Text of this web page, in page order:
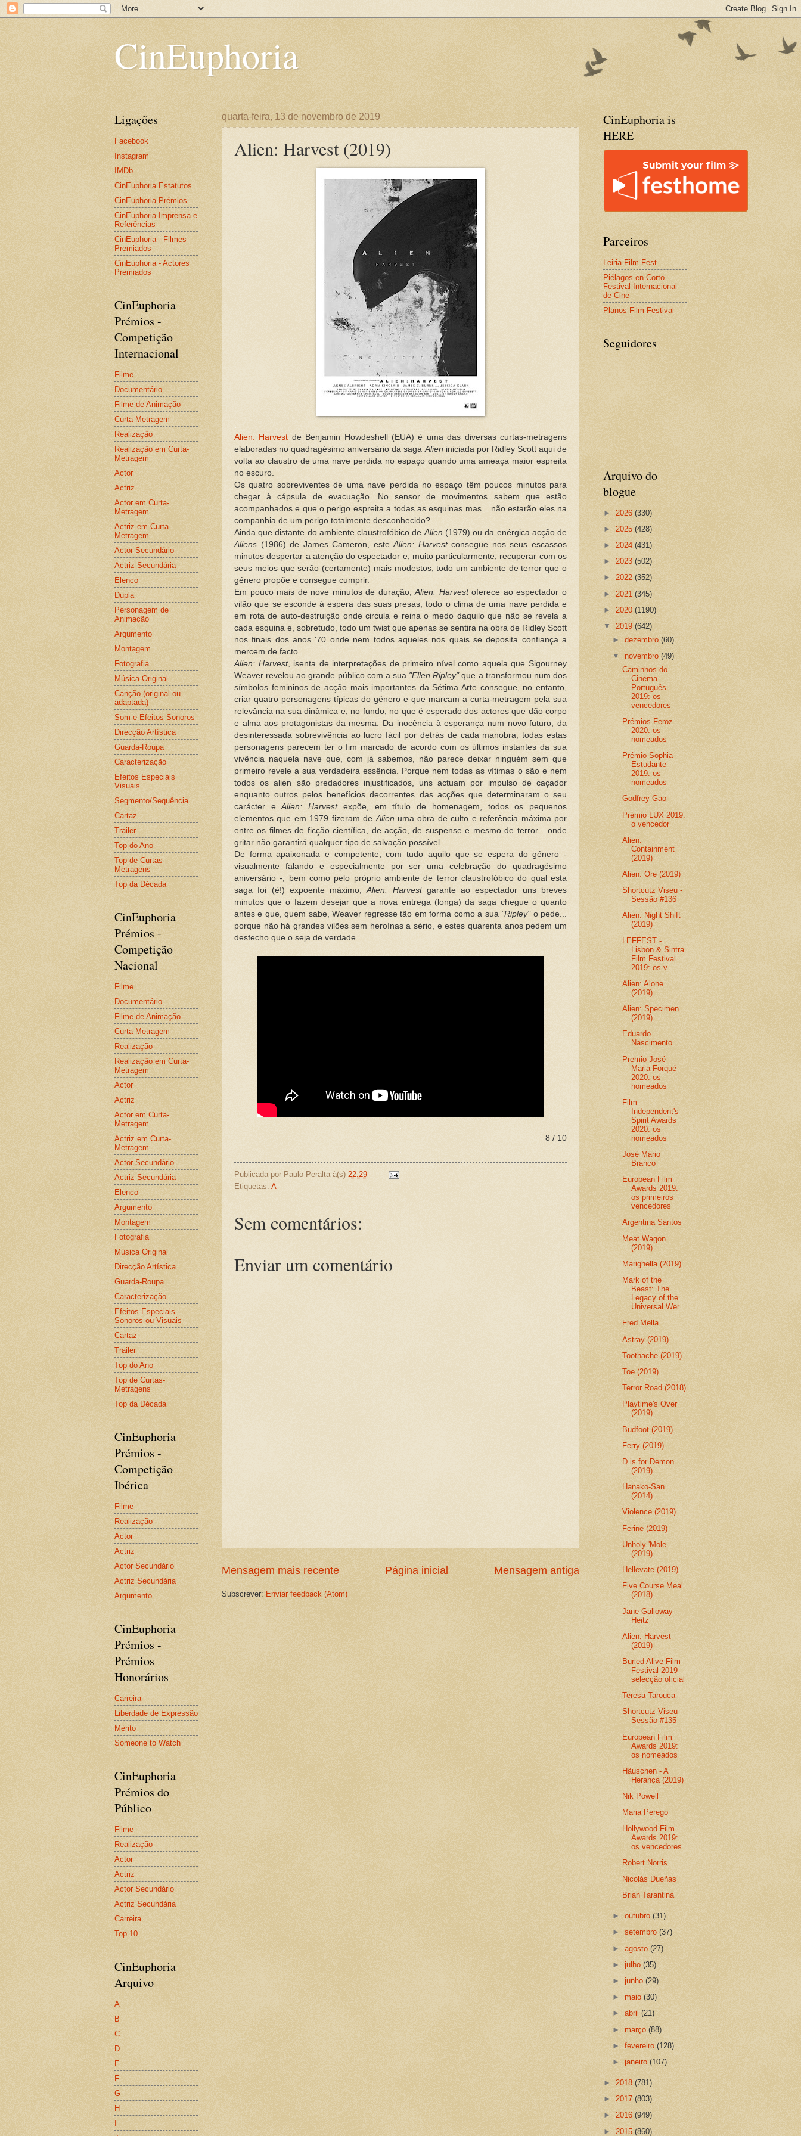
CinEuphoria
quarta-feira, 13 de novembro de 2019
Alien: Harvest (2019)
Alien: Harvest de Benjamin Howdeshell (EUA) é uma das diversas curtas-metragens
elaboradas no quadragésimo aniversário da saga Alieniniciada por Ridley Scott aqui de
volta ao claustro de uma nave perdida no espaço quando uma ameaça maior espreita
no escuro.
Os quatro sobreviventes de uma nave perdida no espaço têm poucos minutos para
chegar à cápsula de evacuação. No sensor de movimentos sabem que estão
acompanhados e que o perigo espreita a todas as esquinas mas... não estarão eles na
companhia de um perigo totalmente desconhecido?
Ainda que distante do ambiente claustrofóbico de Alien(1979) ou da enérgica acção de
Aliens (1986) de James Cameron, esteAlien: Harvestconsegue nos seus escassos
minutos despertar a atenção do espectador e, muito particularmente, recuperar com os
seus meios que serão (certamente) mais modestos, todo um ambiente de terror que o
género propõe e consegue cumprir.
Em pouco mais de nove minutos de duração,Alien: Harvestoferece ao espectador o
vilão que se esconde à espera das suas presas, todo o clima de uma nave perdida e
em rota de auto-destruição onde circula e reina o medo daquilo que não se revela a
cada esquina e, sobretudo, todo um twist que apenas se sentira na obra de Ridley Scott
nos finais dos anos '70 onde nem todos aqueles nos quais se deposita confiança a
mercem de facto.
Alien: Harvest, isenta de interpretações de primeiro nível como aquela que Sigourney
Weaver revelou ao grande público com a sua "Ellen Ripley"que a transformou num dos
símbolos femininos de acção mais importantes da Sétima Arte consegue, no entanto,
criar quatro personagens típicas do género e que marcam a curta-metragem pela sua
relevância na sua dinâmica e, no fundo, no que é esperado dos actores que dão corpo
e alma aos protagonistas da mesma. Da inocência à esperança num novo futuro, da
desinteressada sobrevivência ao lucro fácil por detrás de cada manobra, todas estas
personagens parecem ter o fim marcado de acordo com os últimos instantes da sua
vivência naquela nave que, com já sabemos, não parece deixar ninguém sem que
primeiro revele a sua verdadeira essência. Porque nem todas as vítimas o são e nem
todos os alien são predadores injustificados, uns actuam por impulso de caçador
enquanto outros pelos benefícios decorrentes das acções que determinaram o seu
carácter eAlien: Harvestexpõe, em título de homenagem, todos os pequenos
elementos que em 1979 fizeram de Alien uma obra de culto e referência máxima por
entre os filmes de ficção científica, de acção, de suspense e mesmo de terror... onde
gritar não garantirá qualquer tipo de salvação possível.
De forma apaixonada e competente, com tudo aquilo que se espera do género -
visualmente falando e especialmente por ser uma celebração do quadragésimo
aniversário -, bem como pelo próprio ambiente de terror claustrofóbico do qual esta
saga foi (é!) expoente máximo,Alien: Harvestgarante ao espectador uns breves
minutos que o fazem desejar que a nova entrega (longa) da saga chegue o quanto
antes e que, quem sabe, Weaver regresse tão em forma como a sua "Ripley"o pede...
porque não há grandes vilões sem heroínas a sério, e estes quarenta anos pedem um
desfecho que o seja de verdade.
8 / 10
Publicada por Paulo Peralta à(s) 22:29
Etiquetas: A
Sem comentários:
Enviar um comentário
Mensagem mais recente Mensagem antiga
Página inicial
Subscrever: Enviar feedback (Atom)
Ligações
Facebook
Instagram
IMDb
CinEuphoria Estatutos
CinEuphoria Prémios
CinEuphoria Imprensa e
Referências
CinEuphoria - Filmes
Premiados
CinEuphoria - Actores
Premiados
CinEuphoria
Prémios -
Competição
Internacional
Filme
Documentário
Filme de Animação
Curta-Metragem
Realização
Realização em Curta-
Metragem
Actor
Actriz
Actor em Curta-
Metragem
Actriz em Curta-
Metragem
Actor Secundário
Actriz Secundária
Elenco
Dupla
Personagem de
Animação
Argumento
Montagem
Fotografia
Música Original
Canção (original ou
adaptada)
Som e Efeitos Sonoros
Direcção Artística
Guarda-Roupa
Caracterização
Efeitos Especiais
Visuais
Segmento/Sequência
Cartaz
Trailer
Top do Ano
Top de Curtas-
Metragens
Top da Década
CinEuphoria
Prémios -
Competição
Nacional
Filme
Documentário
Filme de Animação
Curta-Metragem
Realização
Realização em Curta-
Metragem
Actor
Actriz
Actor em Curta-
Metragem
Actriz em Curta-
Metragem
Actor Secundário
Actriz Secundária
Elenco
Argumento
Montagem
Fotografia
Música Original
Direcção Artística
Guarda-Roupa
Caracterização
Efeitos Especiais
Sonoros ou Visuais
Cartaz
Trailer
Top do Ano
Top de Curtas-
Metragens
Top da Década
CinEuphoria
Prémios -
Competição
Ibérica
Filme
Realização
Actor
Actriz
Actor Secundário
Actriz Secundária
Argumento
CinEuphoria
Prémios -
Prémios
Honorários
Carreira
Liberdade de Expressão
Mérito
Someone to Watch
CinEuphoria
Prémios do
Público
Filme
Realização
Actor
Actriz
Actor Secundário
Actriz Secundária
Carreira
Top 10
CinEuphoria
Arquivo
A
B
C
D
E
F
G
H
I
CinEuphoria is
HERE
Parceiros
Leiria Film Fest
Piélagos en Corto -
Festival Internacional
de Cine
Planos Film Festival
Seguidores
Arquivo do
blogue
► 2026 (330)
► 2025 (428)
► 2024 (431)
► 2023 (502)
► 2022 (352)
► 2021 (345)
► 2020 (1190)
▼ 2019 (642)
►dezembro(60)
▼novembro(49)
Caminhos do
Cinema
Português
2019: os
vencedores
Prémios Feroz
2020: os
nomeados
Prémio Sophia
Estudante
2019: os
nomeados
Godfrey Gao
Prémio LUX 2019:
o vencedor
Alien:
Containment
(2019)
Alien: Ore (2019)
Shortcutz Viseu -
Sessão #136
Alien: Night Shift
(2019)
LEFFEST -
Lisbon & Sintra
Film Festival
2019: os v...
Alien: Alone
(2019)
Alien: Specimen
(2019)
Eduardo
Nascimento
Premio José
Maria Forqué
2020: os
nomeados
Film
Independent's
Spirit Awards
2020: os
nomeados
José Mário
Branco
European Film
Awards 2019:
os primeiros
vencedores
Argentina Santos
Meat Wagon
(2019)
Marighella (2019)
Mark of the
Beast: The
Legacy of the
Universal Wer...
Fred Mella
Astray (2019)
Toothache (2019)
Toe (2019)
Terror Road (2018)
Playtime's Over
(2019)
Budfoot (2019)
Ferry (2019)
D is for Demon
(2019)
Hanako-San
(2014)
Violence (2019)
Ferine (2019)
Unholy 'Mole
(2019)
Hellevate (2019)
Five Course Meal
(2018)
Jane Galloway
Heitz
Alien: Harvest
(2019)
Buried Alive Film
Festival 2019 -
selecção oficial
Teresa Tarouca
Shortcutz Viseu -
Sessão #135
European Film
Awards 2019:
os nomeados
Häuschen - A
Herança (2019)
Nik Powell
Maria Perego
Hollywood Film
Awards 2019:
os vencedores
Robert Norris
Nicolás Dueñas
Brian Tarantina
►outubro(31)
►setembro(37)
►agosto(27)
►julho(35)
►junho(29)
►maio(30)
►abril(21)
► março(88)
►fevereiro(128)
►janeiro(107)
► 2018 (781)
► 2017 (803)
► 2016 (949)
► 2015 (860)